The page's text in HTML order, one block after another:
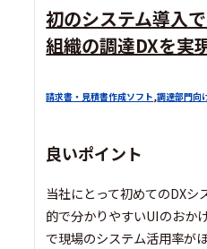
初のシステム導入
組織の調達DXを実
請求書・見積書作成ソフト ,調達部門向
良いポイント
当社にとって初めてのDX
的で分かりやすいUIのおか
で現場のシステム活用率が